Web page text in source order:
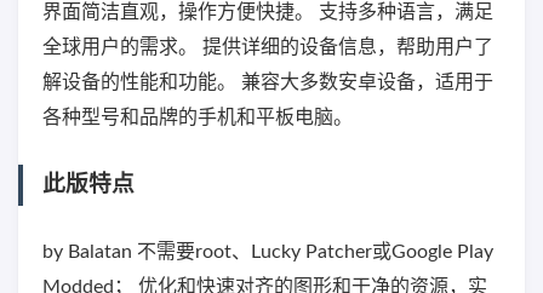
界面简洁直观，操作方便快捷。 支持多种语言，满足
全球用户的需求。 提供详细的设备信息，帮助用户了
解设备的性能和功能。 兼容大多数安卓设备，适用于
各种型号和品牌的手机和平板电脑。
此版特点
by Balatan 不需要root、Lucky Patcher或Google Play
Modded； 优化和快速对齐的图形和干净的资源，实